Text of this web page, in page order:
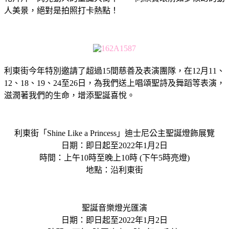
人美景，絕對是拍照打卡熱點！
利東街今年特別邀請了超過15間慈善及表演團隊，在12月11、
12、18、19、24至26日，為我們送上唱頌聖詩及舞蹈等表演，
滋潤著我們的生命，增添聖誕喜悅。
利東街「Shine Like a Princess」迪士尼公主聖誕燈飾展覽
日期：即日起至2022年1月2日
時間：上午10時至晚上10時 (下午5時亮燈)
地點：沿利東街
聖誕音樂燈光匯演
日期：即日起至2022年1月2日